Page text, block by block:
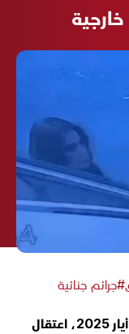
#جرائم جنائية
أعلن جهاز المخابرات العراقي، السبت 31 أيار 2025، اعتقال